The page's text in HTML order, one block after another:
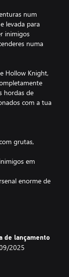
num
levada para
inimigos
numa
Hollow Knight,
hordas de
com a tua
grutas,
em
enorme de
do
Larkin!
de lançamento
2025